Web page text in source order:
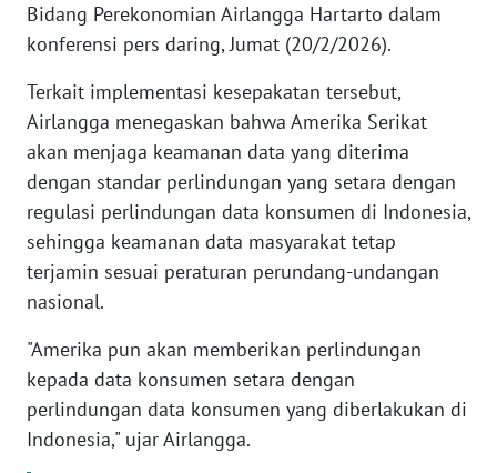
Bidang Perekonomian Airlangga Hartarto dalam
konferensi pers daring, Jumat (20/2/2026).
Terkait implementasi kesepakatan tersebut,
Airlangga menegaskan bahwa Amerika Serikat
akan menjaga keamanan data yang diterima
dengan standar perlindungan yang setara dengan
regulasi perlindungan data konsumen di Indonesia,
sehingga keamanan data masyarakat tetap
terjamin sesuai peraturan perundang-undangan
nasional.
"Amerika pun akan memberikan perlindungan
kepada data konsumen setara dengan
perlindungan data konsumen yang diberlakukan di
Indonesia," ujar Airlangga.
Wahana
News
WN
SUMUT
WN
JAKARTA
WN
WN
BANTEN